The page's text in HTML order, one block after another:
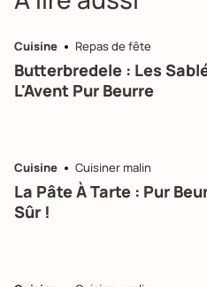
Cuisine Repas de fête
Butterbredele : Les
L'Avent Pur Beurre
Cuisine Cuisiner malin
La Pâte À Tarte : Pur
Sûr !